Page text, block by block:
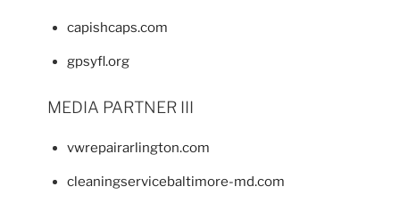
capishcaps.com
gpsyfl.org
MEDIA PARTNER III
vwrepairarlington.com
cleaningservicebaltimore-md.com